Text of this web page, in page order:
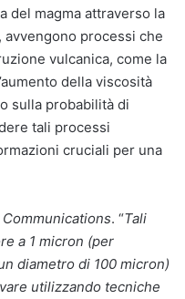
del magma attraverso la
processi che
vulcanica, come la
della viscosità
sulla probabilità di
tali processi
cruciali per una
. “Tali
a 1 micron (per
diametro di 100 micron)
utilizzando tecniche